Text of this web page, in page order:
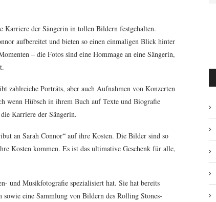
der Sängerin in tollen Bildern festgehalten.
aufbereitet und bieten so einen einmaligen Blick hinter
– die Fotos sind eine Hommage an eine Sängerin,
zahlreiche Porträts, aber auch Aufnahmen von Konzerten
wenn Hübsch in ihrem Buch auf Texte und Biografie
Karriere der Sängerin.
an Sarah Connor“ auf ihre Kosten. Die Bilder sind so
Kosten kommen. Es ist das ultimative Geschenk für alle,
und Musikfotografie spezialisiert hat. Sie hat bereits
sowie eine Sammlung von Bildern des Rolling Stones-